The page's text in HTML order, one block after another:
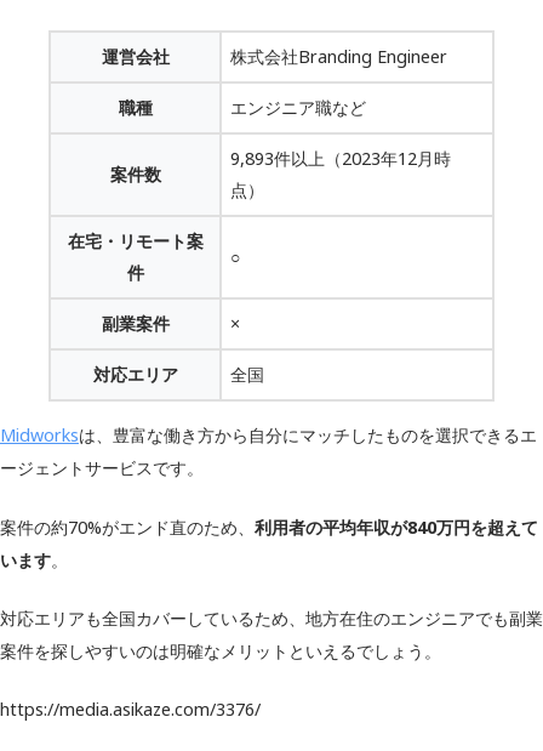
運営会社 株式会社Branding Engineer
職種 エンジニア職など
案件数
9,893件以上（2023年12月時
点）
在宅・リモート案
件
○
副業案件 ×
対応エリア 全国
Midworksは、豊富な働き方から自分にマッチしたものを選択できるエ
ージェントサービスです。
案件の約70%がエンド直のため、 利用者の平均年収が840万円を超えて
います。
対応エリアも全国カバーしているため、地方在住のエンジニアでも副業
案件を探しやすいのは明確なメリットといえるでしょう。
https://media.asikaze.com/3376/